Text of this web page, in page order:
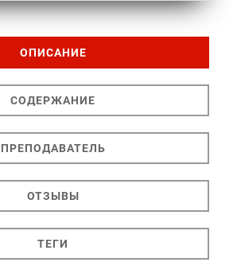
ОПИСАНИЕ
СОДЕРЖАНИЕ
ПРЕПОДАВАТЕЛЬ
ОТЗЫВЫ
ТЕГИ